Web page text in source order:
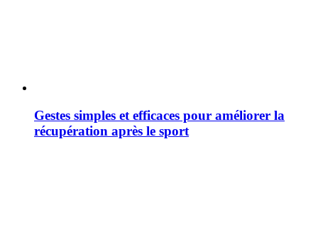
Gestes simples et efficaces pour améliorer la
récupération après le sport